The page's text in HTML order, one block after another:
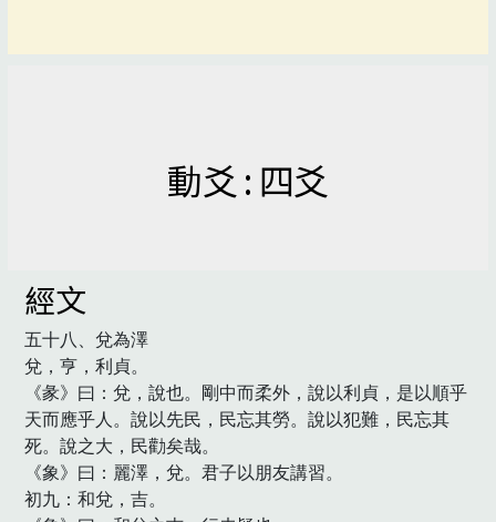
動爻 : 四爻
經文
五十八、兌為澤
兌，亨，利貞。
《彖》曰：兌，說也。剛中而柔外，說以利貞，是以順乎
天而應乎人。說以先民，民忘其勞。說以犯難，民忘其
死。說之大，民勸矣哉。
《象》曰：麗澤，兌。君子以朋友講習。
初九：和兌，吉。